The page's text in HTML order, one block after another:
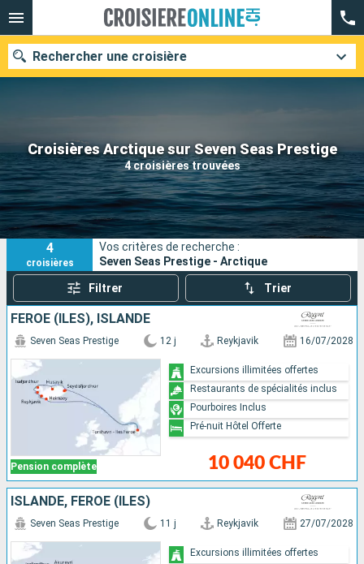
Croisières Arctique sur Seven Seas Prestige
4 croisières trouvées
Rechercher une croisière
Nos destinations
Mois de départ
Ports Compagnies
Rechercher
4
croisières
Vos critères de recherche :
Seven Seas Prestige - Arctique
Filtrer Trier
FÉROÉ (ÎLES), ISLANDE
Pension complète
Seven Seas Prestige 12 j Reykjavik 16/07/2028
10 040 CHF
Excursions illimitées offertes
Restaurants de spécialités inclus
Pourboires Inclus
Pré-nuit Hôtel Offerte
ISLANDE, FÉROÉ (ÎLES)
Seven Seas Prestige 11 j Reykjavik 27/07/2028
Excursions illimitées offertes